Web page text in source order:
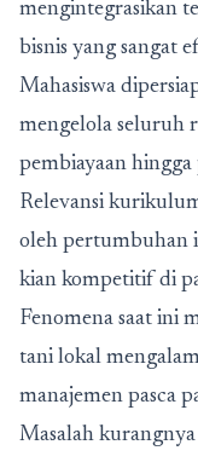
mengintegrasikan
bisnis yang sangat
Mahasiswa
mengelola seluruh
pembiayaan hingga
Relevansi
oleh pertumbuhan
kian kompetitif di
Fenomena saat ini
tani lokal
manajemen pasca
Masalah